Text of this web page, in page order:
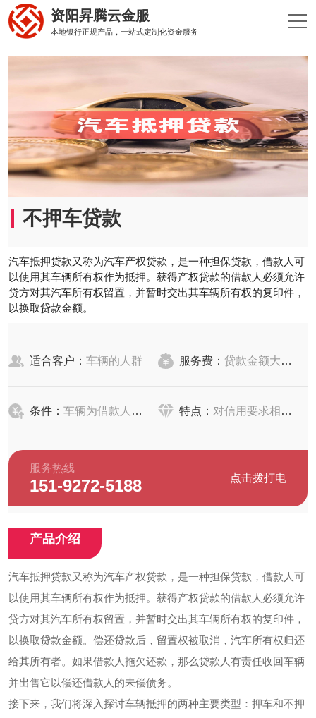
资阳昇腾云金服
本地银行正规产品，一站式定制化资金服务
不押车贷款
汽车抵押贷款又称为汽车产权贷款，是一种担保贷款，借款人可
以使用其车辆所有权作为抵押。获得产权贷款的借款人必须允许
贷方对其汽车所有权留置，并暂时交出其车辆所有权的复印件，
以换取贷款金额。
适合客户： 车辆的人群 服务费： 贷款金额大，服务费可能相对较低
条件： 车辆为借款人本人合法拥有 特点： 对信用要求相对较低
服务热线
151-9272-5188 点击拨打电
产品介绍
汽车抵押贷款又称为汽车产权贷款，是一种担保贷款，借款人可
以使用其车辆所有权作为抵押。获得产权贷款的借款人必须允许
贷方对其汽车所有权留置，并暂时交出其车辆所有权的复印件，
以换取贷款金额。偿还贷款后，留置权被取消，汽车所有权归还
给其所有者。如果借款人拖欠还款，那么贷款人有责任收回车辆
并出售它以偿还借款人的未偿债务。
接下来，我们将深入探讨车辆抵押的两种主要类型：押车和不押